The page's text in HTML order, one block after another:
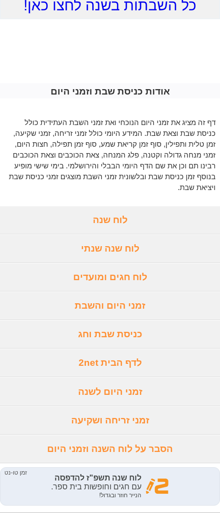
כל השבתות בשנה לחצו כאן!
אודות כניסת שבת וזמני היום
דף זה מציג את זמני היום הנוכחי ואת זמני השבת העתידית כולל
כניסת שבת וצאת שבת. המידע היומי כולל זמני זריחה, זמני שקיעה,
זמן טלית ותפילין, סוף זמן קריאת שמע, סוף זמן תפילה, חצות היום,
זמני מנחה גדולה וקטנה, פלג המנחה, צאת הכוכבים וצאת הכוכבים
רבינו תם וכן את שם הדף היומי הבבלי והירושלמי. בימי שישי מופיע
בנוסף זמן כניסת שבת ובלשונית זמני השבת מוצגים זמני כניסת שבת
ויציאת שבת.
לוח שנה
לוח שנה שנתי
לוח חגים ומועדים
זמני היום והשבת
כניסת שבת וחג
לדף הבית 2net
זמני היום לשנה
זמני זריחה ושקיעה
הסבר על לוח השנה וזמני היום